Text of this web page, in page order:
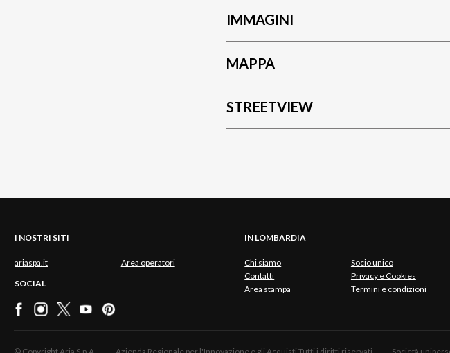
IMMAGINI
MAPPA
STREETVIEW
I NOSTRI SITI
ariaspa.it Area operatori
SOCIAL
IN LOMBARDIA
Chi siamo
Socio unico
Contatti
Privacy e Cookies
Area stampa
Termini e condizioni